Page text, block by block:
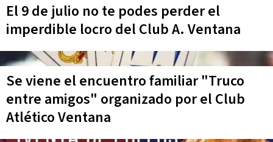
El 9 de julio no te podes perder el
imperdible locro del Club A. Ventana
Se viene el encuentro familiar "Truco
entre amigos" organizado por el Club
Atlético Ventana